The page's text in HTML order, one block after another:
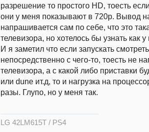
разрешение то простого HD, тоесть
они у меня показывают в 720p. Вывод
напрашивается сам по себе, что это
телевизора, но хотелось бы узнать как
И я заметил что если запускать
непосредственно с чего-то, тоесть не
телевизора, а с какой либо приставки
или dune ит.д, то и нагрузка на
разы. Глупо, но у меня так.
LG 42LM615T / PS4